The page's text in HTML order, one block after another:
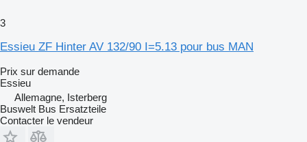
3
Essieu ZF Hinter AV 132/90 I=5.13 pour bus MAN
Prix sur demande
Essieu
Allemagne, Isterberg
Buswelt Bus Ersatzteile
Contacter le vendeur